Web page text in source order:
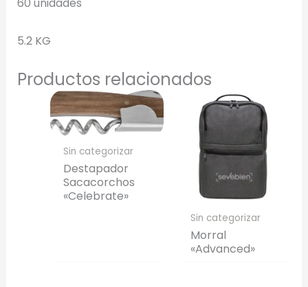
Full Color
Generar Vista Previa con IA
60 unidades
5.2 KG
Productos relacionados
Sin categorizar
Destapador
Sacacorchos
«Celebrate»
Sin categorizar
Morral
«Advanced»